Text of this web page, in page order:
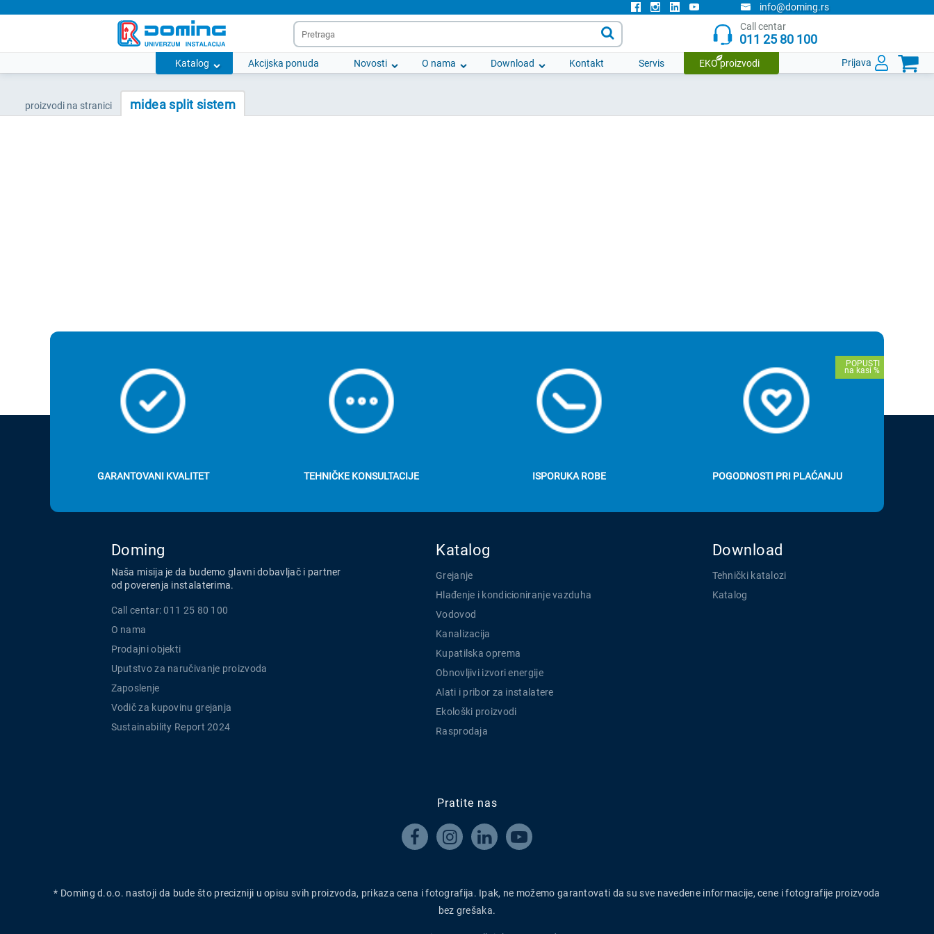
info@doming.rs
Call centar
011 25 80 100
Katalog Akcijska ponuda Novosti O nama Download Kontakt Servis EKO proizvodi Prijava 

proizvodi na stranici midea split sistem
GARANTOVANI KVALITET TEHNIČKE KONSULTACIJE ISPORUKA ROBE POGODNOSTI PRI PLAĆANJU
Doming
Naša misija je da budemo glavni dobavljač i partner
od poverenja instalaterima.
Call centar: 011 25 80 100
O nama
Prodajni objekti
Uputstvo za naručivanje proizvoda
Zaposlenje
Vodič za kupovinu grejanja
Sustainability Report 2024
Katalog
Grejanje
Hlađenje i kondicioniranje vazduha
Vodovod
Kanalizacija
Kupatilska oprema
Obnovljivi izvori energije
Alati i pribor za instalatere
Ekološki proizvodi
Rasprodaja
Download
Tehnički katalozi
Katalog
Pratite nas
   
* Doming d.o.o. nastoji da bude što precizniji u opisu svih proizvoda, prikaza cena i fotografija. Ipak, ne možemo garantovati da su sve navedene informacije, cene i fotografije proizvoda
bez grešaka.